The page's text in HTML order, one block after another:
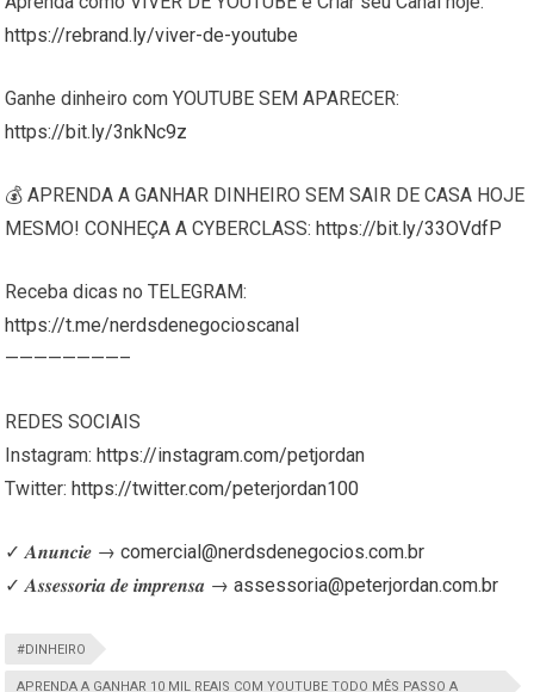
https://rebrand.ly/viver-de-youtube
Ganhe dinheiro com YOUTUBE SEM APARECER:
https://bit.ly/3nkNc9z
💰 APRENDA A GANHAR DINHEIRO SEM SAIR DE CASA HOJE
MESMO! CONHEÇA A CYBERCLASS: https://bit.ly/33OVdfP
Receba dicas no TELEGRAM:
https://t.me/nerdsdenegocioscanal
————————–
REDES SOCIAIS
Instagram: https://instagram.com/petjordan
Twitter: https://twitter.com/peterjordan100
✓ 𝑨𝒏𝒖𝒏𝒄𝒊𝒆 →comercial@nerdsdenegocios.com.br
✓ 𝑨𝒔𝒔𝒆𝒔𝒔𝒐𝒓𝒊𝒂 𝒅𝒆 𝒊𝒎𝒑𝒓𝒆𝒏𝒔𝒂 →assessoria@peterjordan.com.br
#DINHEIRO
APRENDA A GANHAR 10 MIL REAIS COM YOUTUBE TODO MÊS PASSO A